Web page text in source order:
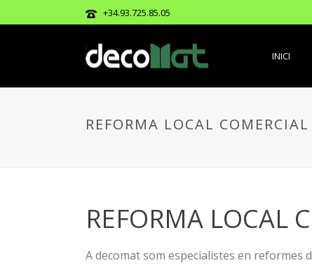
+34.93.725.85.05
INICI
REFORMA LOCAL COMERCIAL
REFORMA LOCAL
A decomat som especialistes en reformes